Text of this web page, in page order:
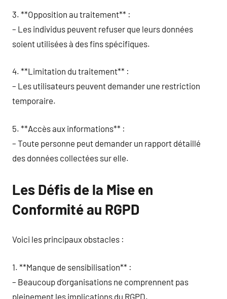
3. **Opposition au traitement** :
– Les individus peuvent refuser que leurs données
soient utilisées à des fins spécifiques.
4. **Limitation du traitement** :
– Les utilisateurs peuvent demander une restriction
temporaire.
5. **Accès aux informations** :
– Toute personne peut demander un rapport détaillé
des données collectées sur elle.
Les Défis de la Mise en
Conformité au RGPD
Voici les principaux obstacles :
1. **Manque de sensibilisation** :
– Beaucoup d’organisations ne comprennent pas
pleinement les implications du RGPD.